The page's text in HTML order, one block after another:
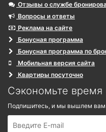
Отзывы о службе
Вопросы и ответы
Реклама на сайте
Бонусная программа
Бонусная программа по
Мобильная версия сайта
Квартиры посуточно
Сэкономьте время
Подпишитесь, и мы вышлем